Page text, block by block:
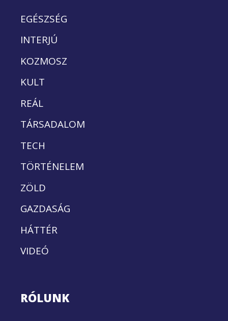
EGÉSZSÉG
INTERJÚ
KOZMOSZ
KULT
REÁL
TÁRSADALOM
TECH
TÖRTÉNELEM
ZÖLD
GAZDASÁG
HÁTTÉR
VIDEÓ
RÓLUNK